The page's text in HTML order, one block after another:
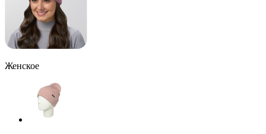
Женское